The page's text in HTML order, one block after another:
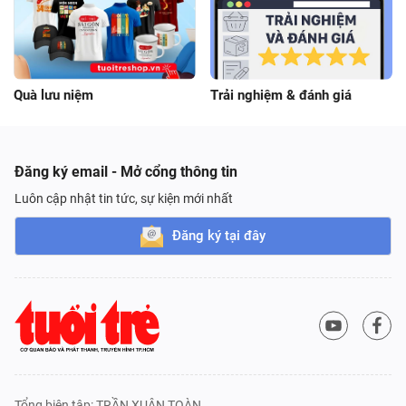
Quà lưu niệm Trải nghiệm & đánh giá
Đăng ký email - Mở cổng thông tin
Luôn cập nhật tin tức, sự kiện mới nhất
Đăng ký tại đây